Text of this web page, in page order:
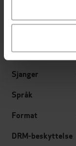
Utgitt
Sjanger
Språk
Format
DRM-beskyttelse